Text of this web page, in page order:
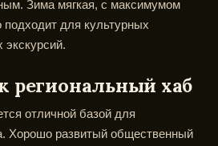
Зима мягкая, с максимумом
подходит для культурных
экскурсий.
региональный хаб
отличной базой для
Хорошо развитый общественный